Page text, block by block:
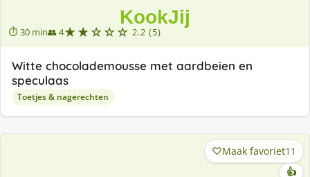
⏱ 30 min👥 4★★☆☆☆ 2.2 (5)
Witte chocolademousse met aardbeien en
speculaas
Toetjes & nagerechten
Maak favoriet11
👍